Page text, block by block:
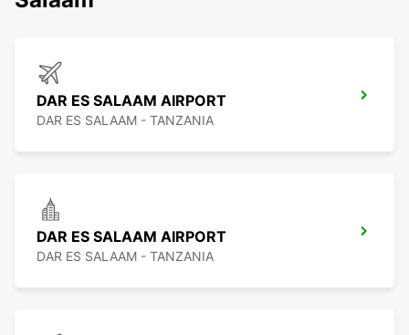
DAR ES SALAAM AIRPORT
DAR ES SALAAM - TANZANIA
DAR ES SALAAM AIRPORT
DAR ES SALAAM - TANZANIA